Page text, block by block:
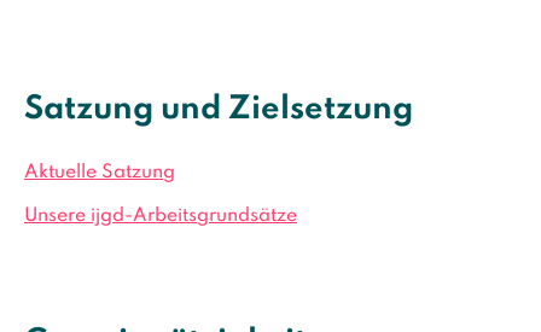
Satzung und Zielsetzung
Aktuelle Satzung
Unsere ijgd-Arbeitsgrundsätze